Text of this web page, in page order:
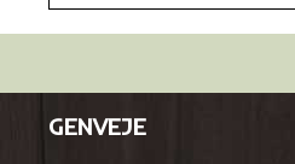
GENVEJE